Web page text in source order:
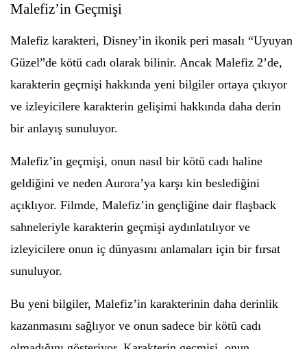
Malefiz’in Geçmişi
Malefiz karakteri, Disney’in ikonik peri masalı “Uyuyan
Güzel”de kötü cadı olarak bilinir. Ancak Malefiz 2’de,
karakterin geçmişi hakkında yeni bilgiler ortaya çıkıyor
ve izleyicilere karakterin gelişimi hakkında daha derin
bir anlayış sunuluyor.
Malefiz’in geçmişi, onun nasıl bir kötü cadı haline
geldiğini ve neden Aurora’ya karşı kin beslediğini
açıklıyor. Filmde, Malefiz’in gençliğine dair flaşback
sahneleriyle karakterin geçmişi aydınlatılıyor ve
izleyicilere onun iç dünyasını anlamaları için bir fırsat
sunuluyor.
Bu yeni bilgiler, Malefiz’in karakterinin daha derinlik
kazanmasını sağlıyor ve onun sadece bir kötü cadı